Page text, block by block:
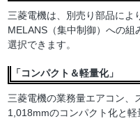
三菱電機は、別売り部品によ
MELANS（集中制御）への
選択できます。
「コンパクト＆軽量化」
三菱電機の業務量エアコン、
1,018mmのコンパクト化と